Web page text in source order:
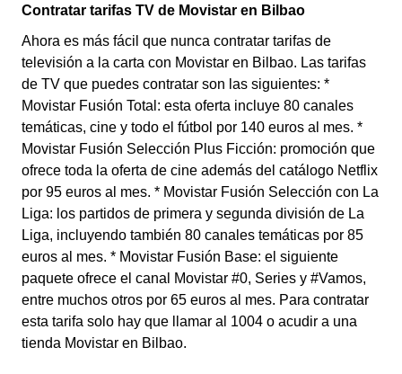
Contratar tarifas TV de Movistar en Bilbao
Ahora es más fácil que nunca contratar tarifas de
televisión a la carta con Movistar en Bilbao. Las tarifas
de TV que puedes contratar son las siguientes: *
Movistar Fusión Total: esta oferta incluye 80 canales
temáticas, cine y todo el fútbol por 140 euros al mes. *
Movistar Fusión Selección Plus Ficción: promoción que
ofrece toda la oferta de cine además del catálogo Netflix
por 95 euros al mes. * Movistar Fusión Selección con La
Liga: los partidos de primera y segunda división de La
Liga, incluyendo también 80 canales temáticas por 85
euros al mes. * Movistar Fusión Base: el siguiente
paquete ofrece el canal Movistar #0, Series y #Vamos,
entre muchos otros por 65 euros al mes. Para contratar
esta tarifa solo hay que llamar al 1004 o acudir a una
tienda Movistar en Bilbao.